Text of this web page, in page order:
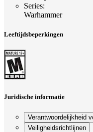
Series:
Warhammer
Leeftijdsbeperkingen
Juridische informatie
Verantwoordelijkheid
Veiligheidsrichtlijnen